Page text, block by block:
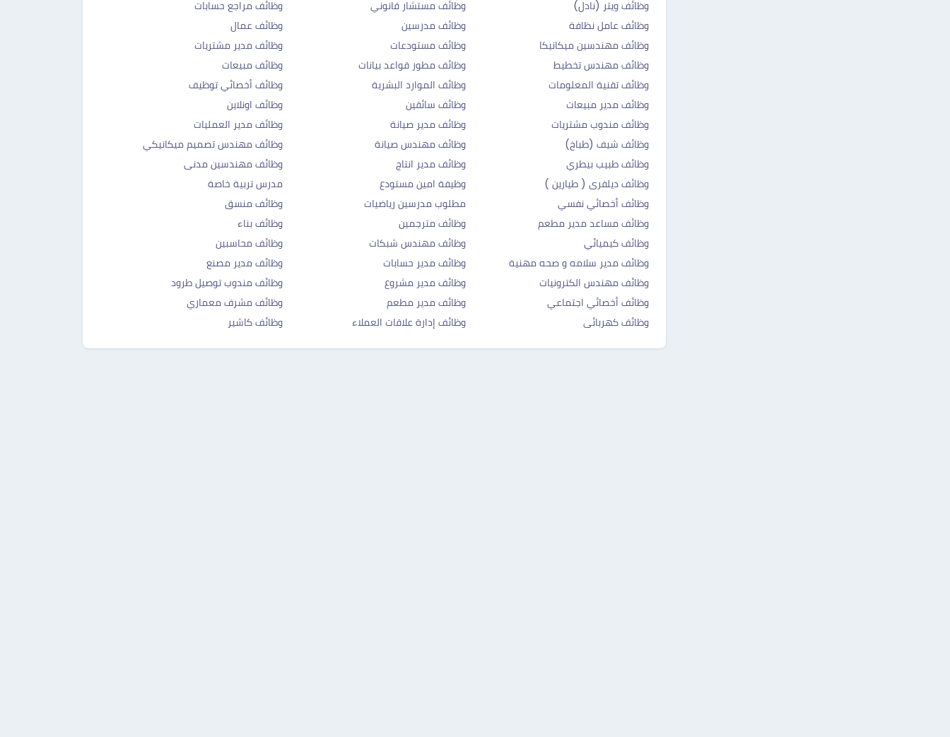
وظائف ويتر (نادل)
وظائف مستشار قانوني
وظائف مراجع حسابات
وظائف عامل نظافة
وظائف مدرسين
وظائف عمال
وظائف مهندسين ميكانيكا
وظائف مستودعات
وظائف مدير مشتريات
وظائف مهندس تخطيط
وظائف مطور قواعد بيانات
وظائف مبيعات
وظائف تقنية المعلومات
وظائف الموارد البشرية
وظائف أخصائي توظيف
وظائف مدير مبيعات
وظائف سائقين
وظائف اونلاين
وظائف مندوب مشتريات
وظائف مدير صيانة
وظائف مدير العمليات
وظائف شيف (طباخ)
وظائف مهندس صيانة
وظائف مهندس تصميم ميكانيكي
وظائف طبيب بيطري
وظائف مدير انتاج
وظائف مهندسين مدنى
وظائف ديلفرى ( طيارين )
وظيفة امين مستودع
مدرس تربية خاصة
وظائف أخصائي نفسي
مطلوب مدرسين رياضيات
وظائف منسق
وظائف مساعد مدير مطعم
وظائف مترجمين
وظائف بناء
وظائف كيميائي
وظائف مهندس شبكات
وظائف محاسبين
وظائف مدير سلامه و صحه مهنية
وظائف مدير حسابات
وظائف مدير مصنع
وظائف مهندس الكترونيات
وظائف مدير مشروع
وظائف مندوب توصيل طرود
وظائف أخصائي اجتماعي
وظائف مدير مطعم
وظائف مشرف معماري
وظائف كهربائى
وظائف إدارة علاقات العملاء وظائف كاشير